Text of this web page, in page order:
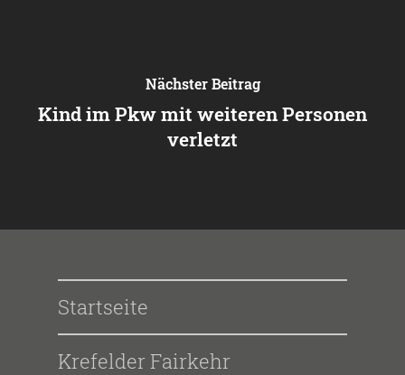
Nächster Beitrag
Kind im Pkw mit weiteren Personen
verletzt
Startseite
Krefelder Fairkehr